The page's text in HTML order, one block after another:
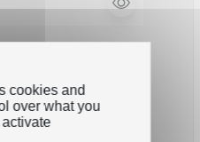
avec
cookies and
over what you